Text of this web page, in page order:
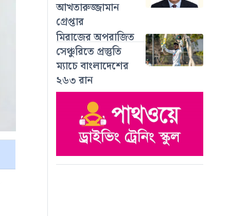
আখতারুজ্জামান
গ্রেপ্তার
মিরাজের অপরাজিত
সেঞ্চুরিতে প্রস্তুতি
ম্যাচে বাংলাদেশের
২৬৩ রান